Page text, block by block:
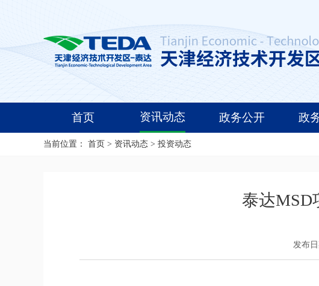
首页 资讯动态 政务公开 政
当前位置： 首页 > 资讯动态 > 投资动态
泰达MSD
发布